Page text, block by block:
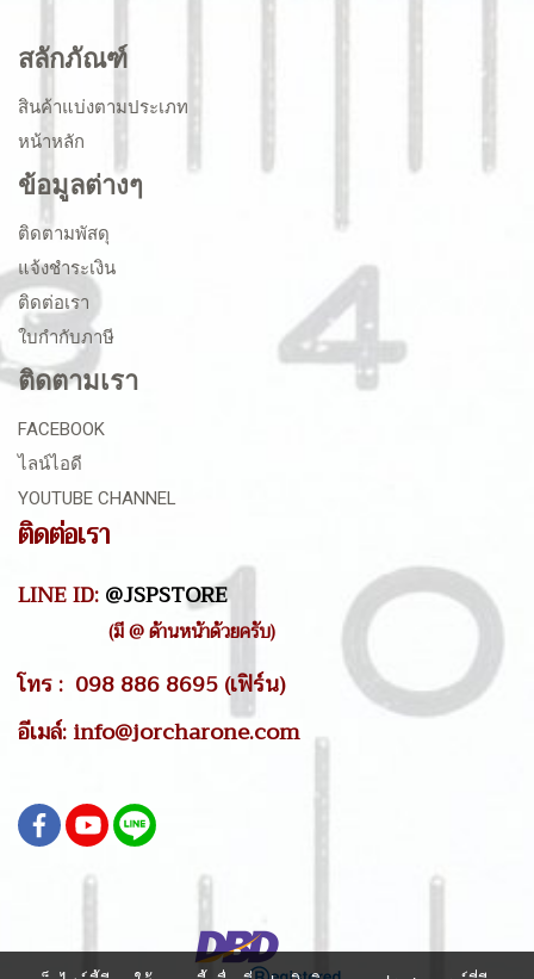
สลักภัณฑ์
สินค้าแบ่งตามประเภท
หน้าหลัก
ข้อมูลต่างๆ
ติดตามพัสดุ
แจ้งชำระเงิน
ติดต่อเรา
ใบกำกับภาษี
ติดตามเรา
FACEBOOK
ไลน์ไอดี
YOUTUBE CHANNEL
ติดต่อเรา
LINE ID:@JSPSTORE
(มี @ ด้านหน้าด้วยครับ)
โทร : 098 886 8695 (เฟิร์น)
อีเมล์: info@jorcharone.com